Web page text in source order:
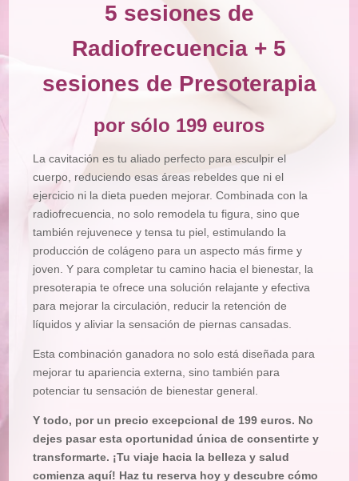
Microblading
Pestañas
Peluquería
5 sesiones de
Radiofrecuencia + 5
sesiones de Presoterapia
por sólo 199 euros
La cavitación es tu aliado perfecto para esculpir el
cuerpo, reduciendo esas áreas rebeldes que ni el
ejercicio ni la dieta pueden mejorar. Combinada con la
radiofrecuencia, no solo remodela tu figura, sino que
también rejuvenece y tensa tu piel, estimulando la
producción de colágeno para un aspecto más firme y
joven. Y para completar tu camino hacia el bienestar, la
presoterapia te ofrece una solución relajante y efectiva
para mejorar la circulación, reducir la retención de
líquidos y aliviar la sensación de piernas cansadas.
Esta combinación ganadora no solo está diseñada para
mejorar tu apariencia externa, sino también para
potenciar tu sensación de bienestar general.
Y todo, por un precio excepcional de 199 euros. No
dejes pasar esta oportunidad única de consentirte y
transformarte. ¡Tu viaje hacia la belleza y salud
comienza aquí! Haz tu reserva hoy y descubre cómo